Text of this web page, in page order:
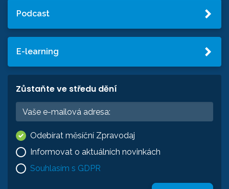
Podcast
E-learning
Zůstaňte ve středu dění
Odebírat měsíční Zpravodaj
Informovat o aktuálních novinkách
Souhlasím s GDPR